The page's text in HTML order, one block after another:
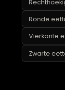
Ovale
Ronde